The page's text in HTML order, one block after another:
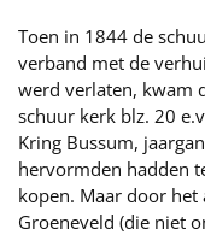
Toen in 1844 de
verband met de
werd verlaten, kwam
schuur kerk blz. 20
Kring Bussum,
hervormden hadden
kopen. Maar door
Groeneveld (die niet